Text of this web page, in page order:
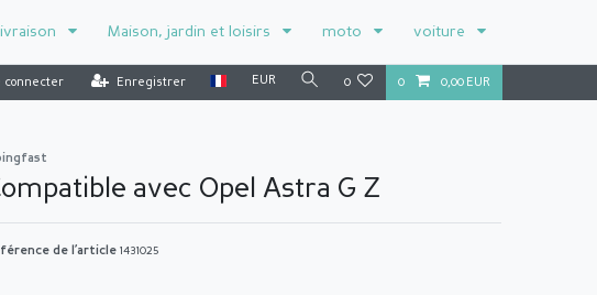
Maison, jardin et loisirs moto voiture
connecter Enregistrer EUR 0 0 0,00 EUR
avec Opel Astra G Z
de l’article 1431025